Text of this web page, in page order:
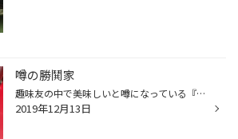
噂の勝鬨家
趣味友の中で美味しいと噂になっている『勝鬨家』というラーメン屋があります。 『かちどきや』と読むらしいです← 最初、読めなくて困りました(笑) 行きたいと思い始めて早1ヶ月が経ち、やっと行って来ました！！！ ネギもいいけど初めてならやっぱり勝鬨ラーメンかな・・・？ 量の多さにビックリで...
2019年12月13日